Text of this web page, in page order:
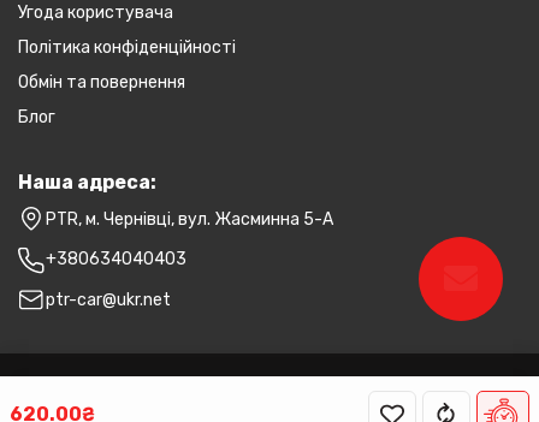
620.00₴
Угода користувача
Політика конфіденційності
Обмін та повернення
Блог
Наша адреса:
PTR, м. Чернівці, вул. Жасминна 5-А
+380634040403
ptr-car@ukr.net